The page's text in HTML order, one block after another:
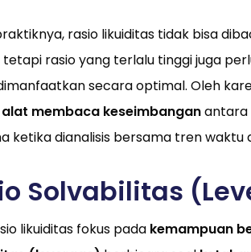
rasio likuiditas tidak bisa
tetapi rasio yang terlalu tinggi juga
secara optimal. Oleh
alat membaca keseimbanganantara
ketika dianalisis bersama tren waktu
Solvabilitas
likuiditas fokus pada kemampuan